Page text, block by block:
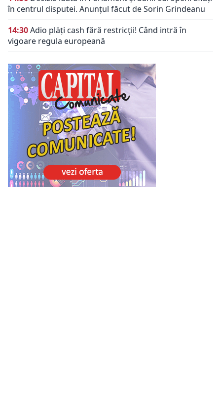
în centrul disputei. Anunțul făcut de Sorin Grindeanu
14:30Adio plăți cash fără restricții! Când intră în
vigoare regula europeană